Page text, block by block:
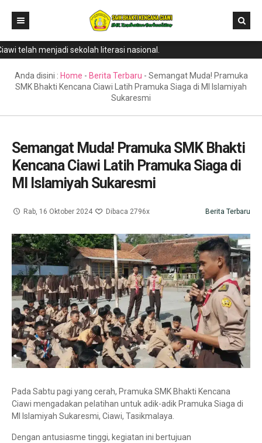
Home
Direktori
Berita
Literasi
Galeri
GTK & Siswa
PPDB
telah menjadi sekolah literasi nasional.
Anda disini : Home - Berita Terbaru - Semangat Muda! Pramuka
SMK Bhakti Kencana Ciawi Latih Pramuka Siaga di MI Islamiyah
Sukaresmi
Semangat Muda! Pramuka SMK Bhakti
Kencana Ciawi Latih Pramuka Siaga di
MI Islamiyah Sukaresmi
Rab, 16 Oktober 2024 Dibaca 2796x Berita Terbaru
Pada Sabtu pagi yang cerah, Pramuka SMK Bhakti Kencana
Ciawi mengadakan pelatihan untuk adik-adik Pramuka Siaga di
MI Islamiyah Sukaresmi, Ciawi, Tasikmalaya.
Dengan antusiasme tinggi, kegiatan ini bertujuan